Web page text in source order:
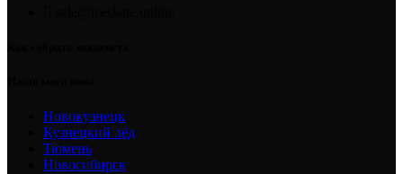
Новокузнецк
Кузнецкий лёд
Тюмень
Новосибирск